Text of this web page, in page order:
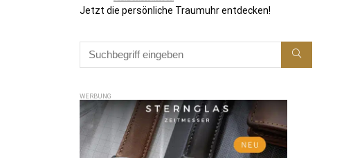
Jetzt die persönliche Traumuhr entdecken!
WERBUNG